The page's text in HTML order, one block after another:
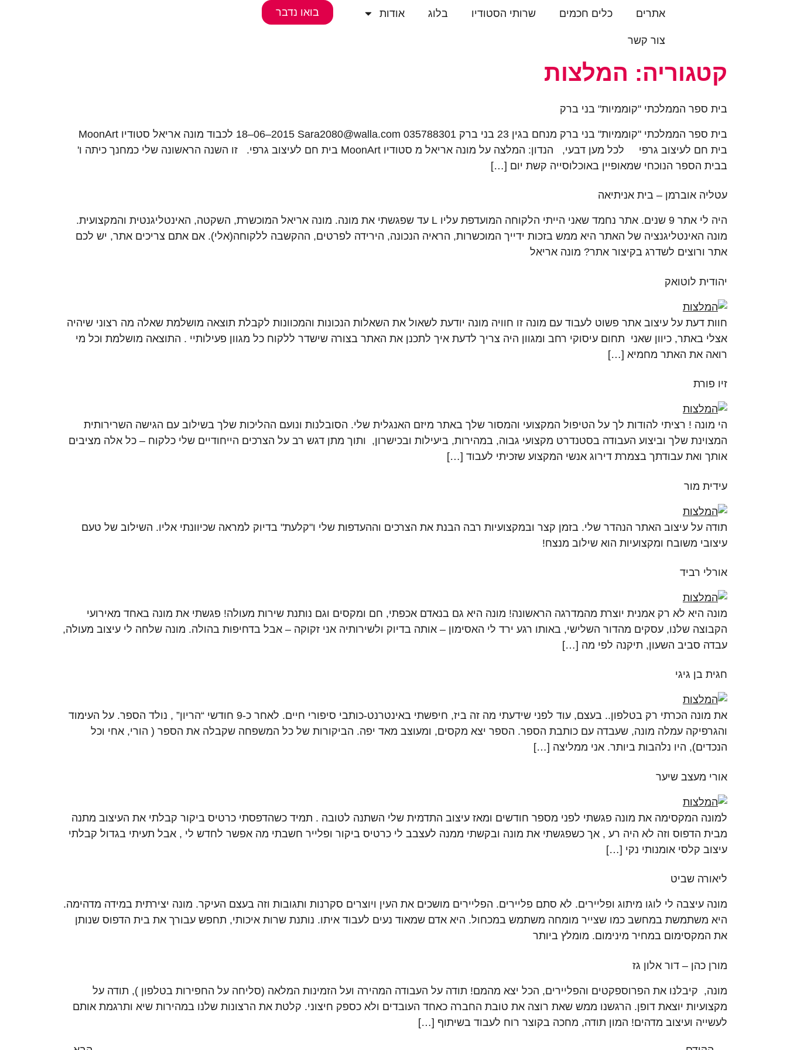
אתרים כלים חכמים שרותי הסטודיו בלוג אודות
צור קשר
בואו נדבר
קטגוריה: המלצות
בית ספר הממלכתי "קוממיות" בני ברק
בית ספר הממלכתי "קוממיות" בני ברק מנחם בגין 23 בני ברק 035788301 Sara2080@walla.com ‏2015–06–18 לכבוד מונה אריאל סטודיו MoonArt
בית חם לעיצוב גרפי לכל מען דבעי, הנדון: המלצה על מונה אריאל מ סטודיו MoonArt בית חם לעיצוב גרפי. זו השנה הראשונה שלי כמחנך כיתה ו'
בבית הספר הנוכחי שמאופיין באוכלוסייה קשת יום […]
עטליה אוברמן – בית אניתיאה
היה לי אתר 9 שנים. אתר נחמד שאני הייתי הלקוחה המועדפת עליו L עד שפגשתי את מונה. מונה אריאל המוכשרת, השקטה, האינטליגנטית והמקצועית.
מונה האינטליגנציה של האתר היא ממש בזכות ידייך המוכשרות, הראיה הנכונה, הירידה לפרטים, ההקשבה ללקוחה(אלי). אם אתם צריכים אתר, יש לכם
אתר ורוצים לשדרג בקיצור אתר? מונה אריאל
יהודית לוטואק
חוות דעת על עיצוב אתר פשוט לעבוד עם מונה זו חוויה מונה יודעת לשאול את השאלות הנכונות והמכוונות לקבלת תוצאה מושלמת שאלה מה רצוני שיהיה
אצלי באתר, כיוון שאני תחום עיסוקי רחב ומגוון היה צריך לדעת איך לתכנן את האתר בצורה שישדר ללקוח כל מגוון פעילותיי . התוצאה מושלמת וכל מי
רואה את האתר מחמיא […]
זיו פורת
הי מונה ! רציתי להודות לך על הטיפול המקצועי והמסור שלך באתר מיזם האנגלית שלי. הסובלנות ונועם ההליכות שלך בשילוב עם הגישה השרירותית
המצוינת שלך וביצוע העבודה בסטנדרט מקצועי גבוה, במהירות, ביעילות ובכישרון, ותוך מתן דגש רב על הצרכים הייחודיים שלי כלקוח – כל אלה מציבים
אותך ואת עבודתך בצמרת דירוג אנשי המקצוע שזכיתי לעבוד […]
עידית מור
תודה על עיצוב האתר הנהדר שלי. בזמן קצר ובמקצועיות רבה הבנת את הצרכים וההעדפות שלי ו"קלעת" בדיוק למראה שכיוונתי אליו. השילוב של טעם
עיצובי משובח ומקצועיות הוא שילוב מנצח!
אורלי רביד
מונה היא לא רק אמנית יוצרת מהמדרגה הראשונה! מונה היא גם בנאדם אכפתי, חם ומקסים וגם נותנת שירות מעולה! פגשתי את מונה באחד מאירועי
הקבוצה שלנו, עסקים מהדור השלישי, באותו רגע ירד לי האסימון – אותה בדיוק ולשירותיה אני זקוקה – אבל בדחיפות בהולה. מונה שלחה לי עיצוב מעולה,
עבדה סביב השעון, תיקנה לפי מה […]
חגית בן גיגי
את מונה הכרתי רק בטלפון.. בעצם, עוד לפני שידעתי מה זה ביז, חיפשתי באינטרנט-כותבי סיפורי חיים. לאחר כ-9 חודשי “הריון” , נולד הספר. על העימוד
והגרפיקה עמלה מונה, שעבדה עם כותבת הספר. הספר יצא מקסים, ומעוצב מאד יפה. הביקורות של כל המשפחה שקבלה את הספר ( הורי, אחי וכל
הנכדים), היו נלהבות ביותר. אני ממליצה […]
אורי מעצב שיער
למונה המקסימה את מונה פגשתי לפני מספר חודשים ומאז עיצוב התדמית שלי השתנה לטובה . תמיד כשהדפסתי כרטיס ביקור קבלתי את העיצוב מתנה
מבית הדפוס וזה לא היה רע , אך כשפגשתי את מונה ובקשתי ממנה לעצבב לי כרטיס ביקור ופלייר חשבתי מה אפשר לחדש לי , אבל תעיתי בגדול קבלתי
עיצוב קלסי אומנותי נקי […]
ליאורה שביט
מונה עיצבה לי לוגו מיתוג ופליירים. לא סתם פליירים. הפליירים מושכים את העין ויוצרים סקרנות ותגובות וזה בעצם העיקר. מונה יצירתית במידה מדהימה.
היא משתמשת במחשב כמו שצייר מומחה משתמש במכחול. היא אדם שמאוד נעים לעבוד איתו. נותנת שרות איכותי, תחפש עבורך את בית הדפוס שנותן
את המקסימום במחיר מינימום. מומלץ ביותר
מורן כהן – דור אלון גז
מונה, קיבלנו את הפרוספקטים והפליירים, הכל יצא מהמם! תודה על העבודה המהירה ועל הזמינות המלאה (סליחה על החפירות בטלפון ), תודה על
מקצועיות יוצאת דופן. הרגשנו ממש שאת רוצה את טובת החברה כאחד העובדים ולא כספק חיצוני. קלטת את הרצונות שלנו במהירות שיא ותרגמת אותם
לעשייה ועיצוב מדהים! המון תודה, מחכה בקוצר רוח לעבוד בשיתוף […]